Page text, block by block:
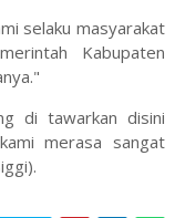
selaku masyarakat
Kabupaten
di tawarkan disini
merasa sangat